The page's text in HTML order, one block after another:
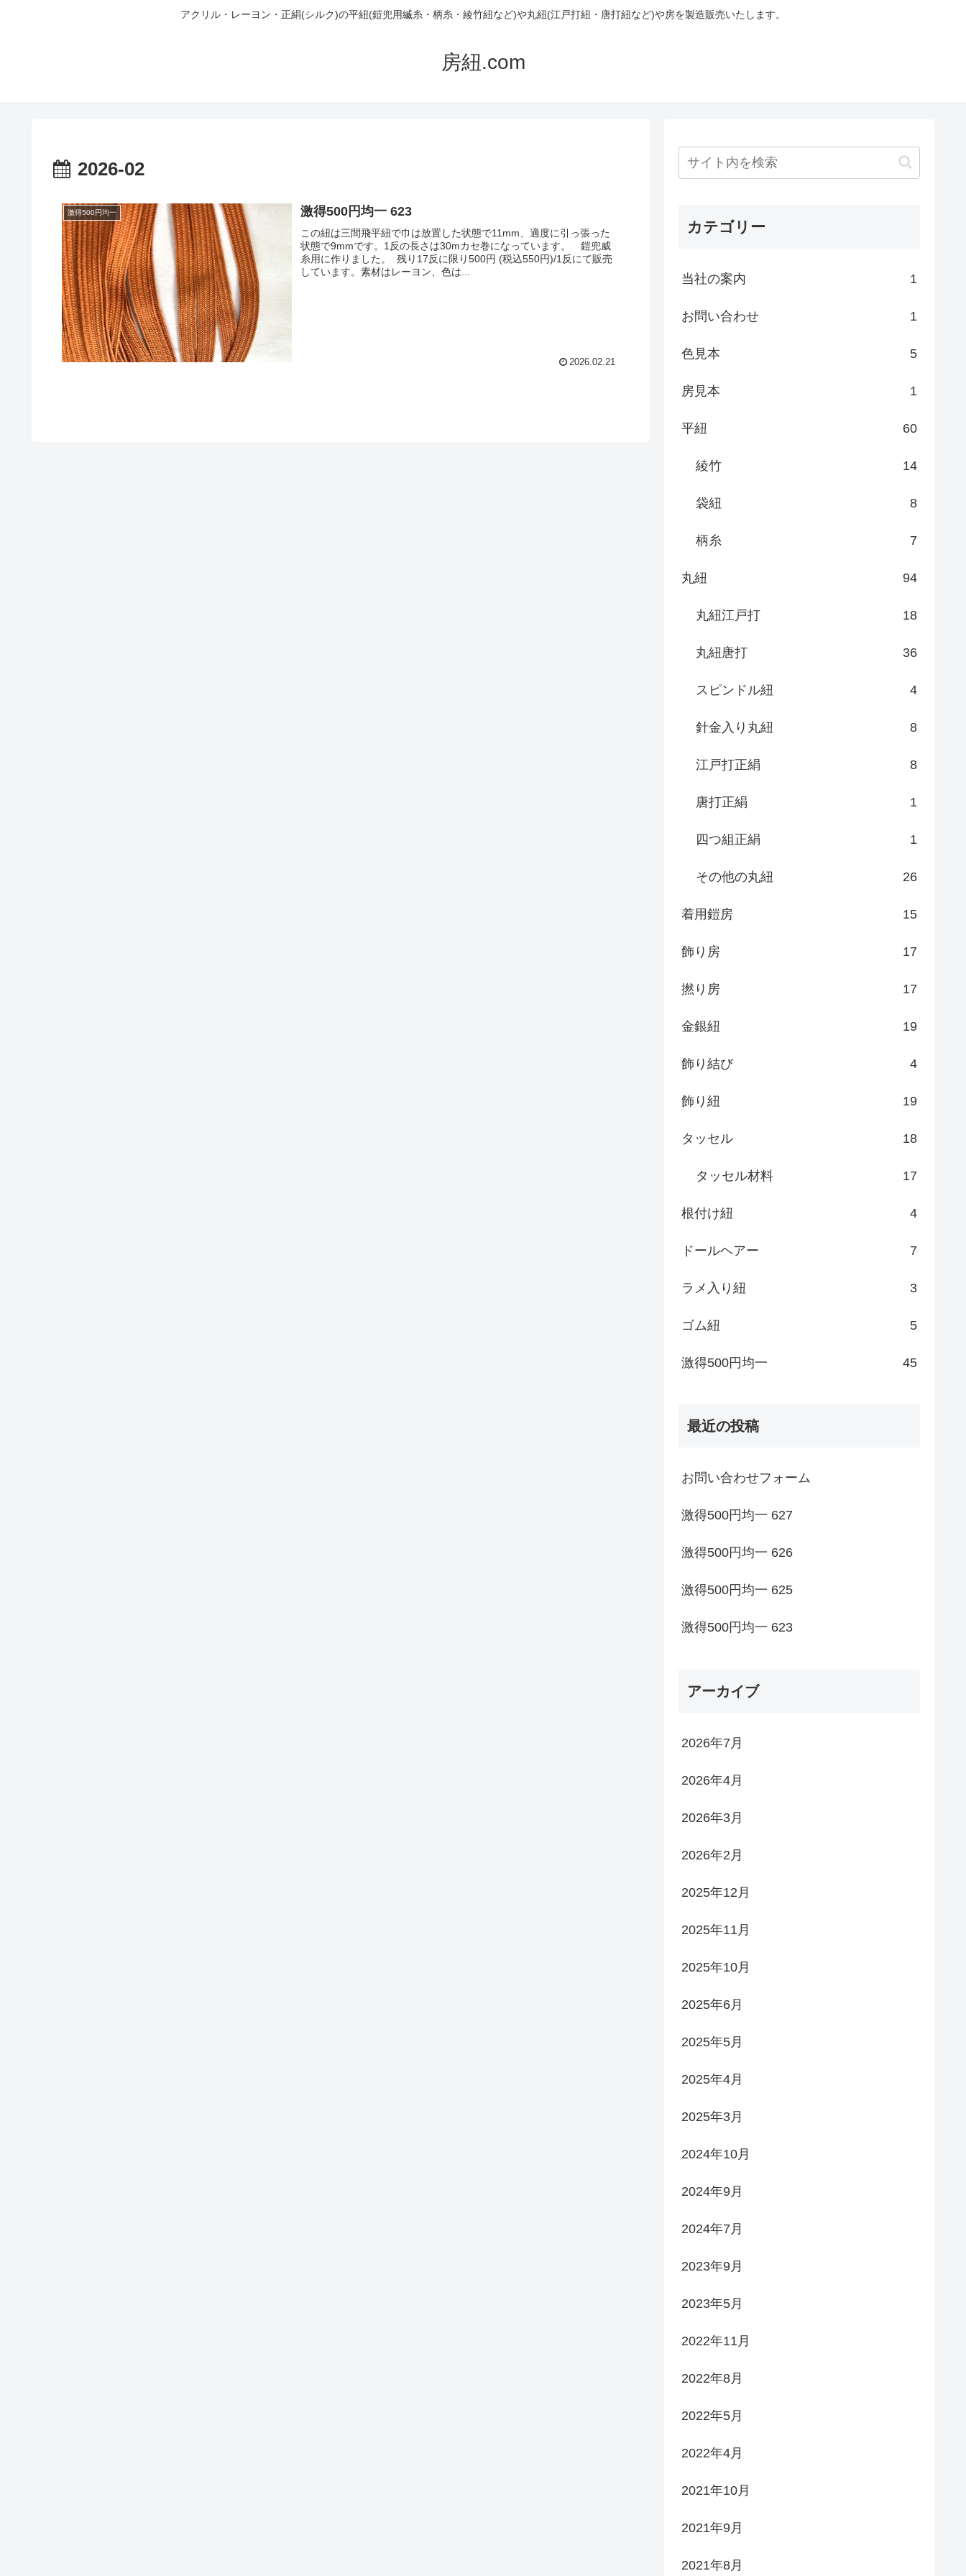
アクリル・レーヨン・正絹(シルク)の平紐(鎧兜用縅糸・柄糸・綾竹紐など)や丸紐(江戸打紐・唐打紐など)や房を製造販売いたします。
房紐.com
2026-02
激得500円均一 激得500円均一 623
この紐は三間飛平紐で巾は放置した状態で11mm、適度に引っ張った
状態で9mmです。1反の長さは30mカセ巻になっています。 鎧兜威
糸用に作りました。 残り17反に限り500円 (税込550円)/1反にて販売
しています。素材はレーヨン、色は...
2026.02.21
カテゴリー
当社の案内 1
お問い合わせ 1
色見本 5
房見本 1
平紐 60
綾竹 14
袋紐 8
柄糸 7
丸紐 94
丸紐江戸打 18
丸紐唐打 36
スピンドル紐 4
針金入り丸紐 8
江戸打正絹 8
唐打正絹 1
四つ組正絹 1
その他の丸紐 26
着用鎧房 15
飾り房 17
撚り房 17
金銀紐 19
飾り結び 4
飾り紐 19
タッセル 18
タッセル材料 17
根付け紐 4
ドールヘアー 7
ラメ入り紐 3
ゴム紐 5
激得500円均一 45
最近の投稿
お問い合わせフォーム
激得500円均一 627
激得500円均一 626
激得500円均一 625
激得500円均一 623
アーカイブ
2026年7月
2026年4月
2026年3月
2026年2月
2025年12月
2025年11月
2025年10月
2025年6月
2025年5月
2025年4月
2025年3月
2024年10月
2024年9月
2024年7月
2023年9月
2023年5月
2022年11月
2022年8月
2022年5月
2022年4月
2021年10月
2021年9月
2021年8月